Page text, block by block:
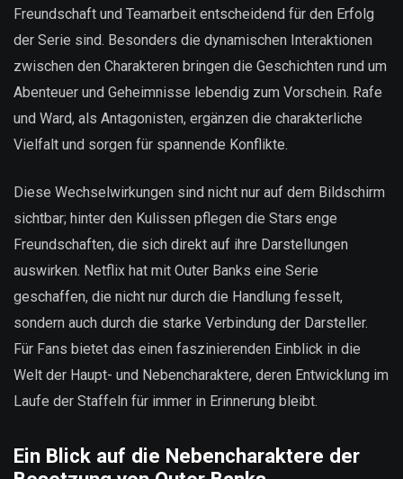
Freundschaft und Teamarbeit entscheidend für den Erfolg
der Serie sind. Besonders die dynamischen Interaktionen
zwischen den Charakteren bringen die Geschichten rund um
Abenteuer und Geheimnisse lebendig zum Vorschein. Rafe
und Ward, als Antagonisten, ergänzen die charakterliche
Vielfalt und sorgen für spannende Konflikte.
Diese Wechselwirkungen sind nicht nur auf dem Bildschirm
sichtbar; hinter den Kulissen pflegen die Stars enge
Freundschaften, die sich direkt auf ihre Darstellungen
auswirken. Netflix hat mit Outer Banks eine Serie
geschaffen, die nicht nur durch die Handlung fesselt,
sondern auch durch die starke Verbindung der Darsteller.
Für Fans bietet das einen faszinierenden Einblick in die
Welt der Haupt- und Nebencharaktere, deren Entwicklung im
Laufe der Staffeln für immer in Erinnerung bleibt.
Ein Blick auf die Nebencharaktere der